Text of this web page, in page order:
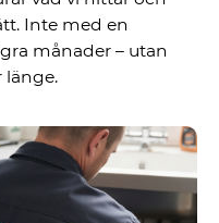
Inte med en
månader – utan
länge.